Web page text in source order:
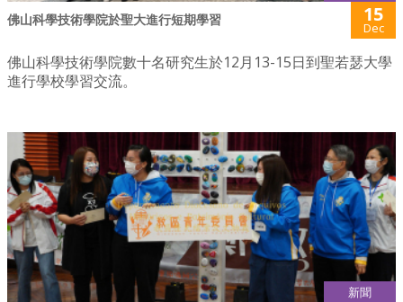
佛山科學技術學院於聖大進行短期學習 15
Dec
佛山科學技術學院數十名研究生於12月13-15日到聖若瑟大學
進行學校學習交流。
新聞